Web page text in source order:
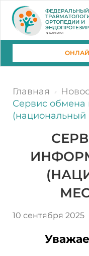
ФЕДЕРАЛЬНЫЙ
ОРТОПЕДИИ И
БАРНАУЛ
Главная
Сервис обмена
10 сентября 2025